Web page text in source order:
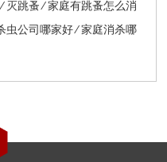
灭跳蚤 ∕ 家庭有跳蚤怎么消
虫公司哪家好 ∕ 家庭消杀哪